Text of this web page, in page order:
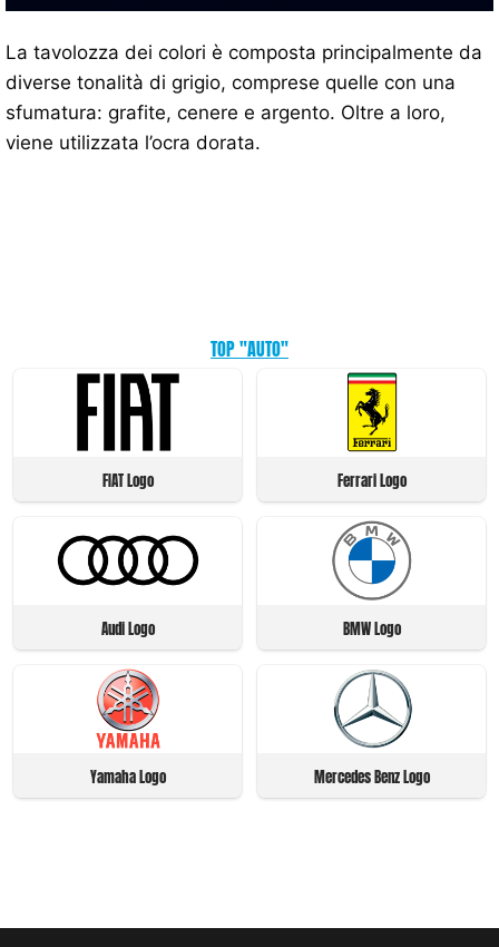
La tavolozza dei colori è composta principalmente da
diverse tonalità di grigio, comprese quelle con una
sfumatura: grafite, cenere e argento. Oltre a loro,
viene utilizzata l’ocra dorata.
TOP "AUTO"
FIAT Logo Ferrari Logo
Audi Logo BMW Logo
Yamaha Logo Mercedes Benz Logo